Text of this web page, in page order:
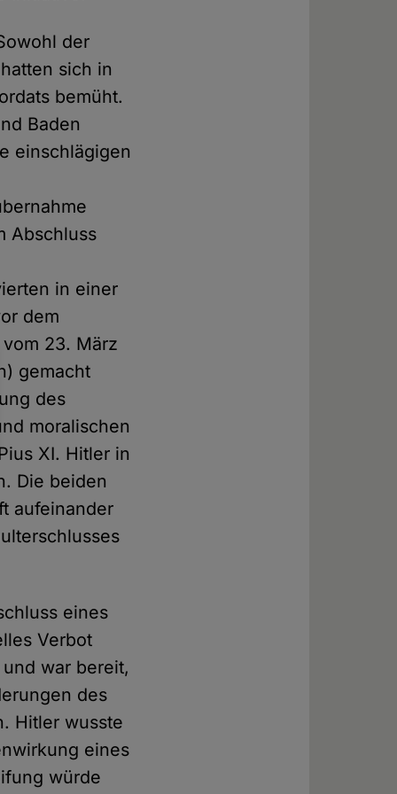
der
sich in
bemüht.
Baden
einschlägigen
Abschluss
in einer
dem
23. März
gemacht
des
moralischen
XI. Hitler in
Die beiden
aufeinander
eines
Verbot
war bereit,
des
Hitler wusste
eines
würde